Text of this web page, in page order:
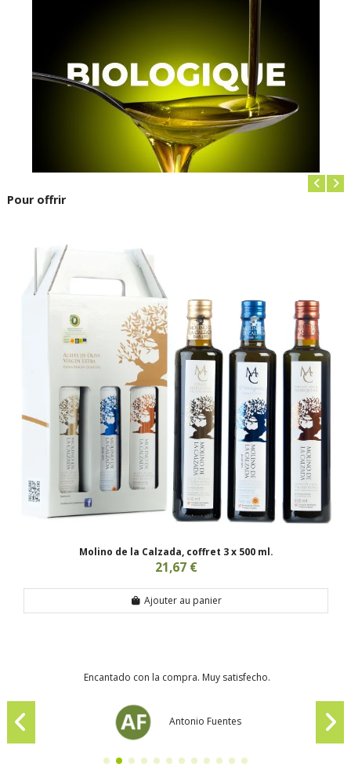
Pour offrir
Molino de la Calzada, coffret 3 x 500 ml.
21,67 €
Ajouter au panier
Encantado con la compra. Muy satisfecho.
Antonio Fuentes